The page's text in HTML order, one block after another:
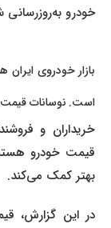
خودرو به‌روزرسانی شد.
بازار خودروی ایران
است. نوسانات قیمت در
خریداران و
قیمت‌ خودرو
بهتر کمک می‌کند.